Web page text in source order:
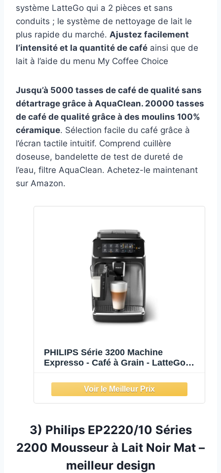
système LatteGo qui a 2 pièces et sans
conduits ; le système de nettoyage de lait le
plus rapide du marché. Ajustez facilement
l’intensité et la quantité de café ainsi que de
lait à l’aide du menu My Coffee Choice
Jusqu’à 5000 tasses de café de qualité sans
détartrage grâce à AquaClean. 20000 tasses
de café de qualité grâce à des moulins 100%
céramique. Sélection facile du café grâce à
l’écran tactile intuitif. Comprend cuillère
doseuse, bandelette de test de dureté de
l’eau, filtre AquaClean. Achetez-le maintenant
sur Amazon.
PHILIPS Série 3200 Machine
Expresso - Café à Grain - LatteGo
Café, Écran Tactile Intuitif, Argent
(EP3246/70)
3) Philips EP2220/10 Séries
2200 Mousseur à Lait Noir Mat –
meilleur design